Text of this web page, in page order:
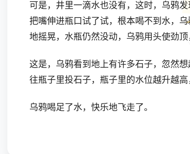
可是，井里一滴水也没有，这时，乌鸦
把嘴伸进瓶口试了试，根本喝不到水，
地摇晃，水瓶仍然没动，乌鸦用头使劲
这是，乌鸦看到地上有许多石子，忽然
往瓶子里投石子，瓶子里的水位越升越
乌鸦喝足了水，快乐地飞走了。